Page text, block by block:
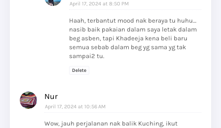
April 17, 2024 at 8:50 PM
Haah, terbantut mood nak beraya tu huhu…
nasib baik pakaian dalam saya letak dalam
beg asben, tapi Khadeeja kena beli baru
semua sebab dalam beg yg sama yg tak
sampai2 tu.
Delete
Nur
April 17, 2024 at 10:56 AM
Wow, jauh perjalanan nak balik Kuching, ikut